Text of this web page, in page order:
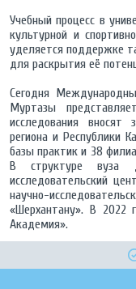
Учебный процесс в
культурной и
уделяется поддержке
для раскрытия её
Сегодня
Муртазы
исследования
региона и Республики
базы практик и 38
В структуре вуза
исследовательский
научно-
«Шерхантану». В 2022
Академия».